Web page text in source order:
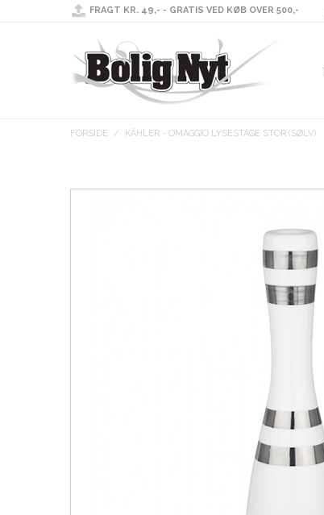
FRAGT KR. 49,- - GRATIS VED KØB OVER 500,-
FORSIDE / KÄHLER - OMAGGIO LYSESTAGE STOR (SØLV)